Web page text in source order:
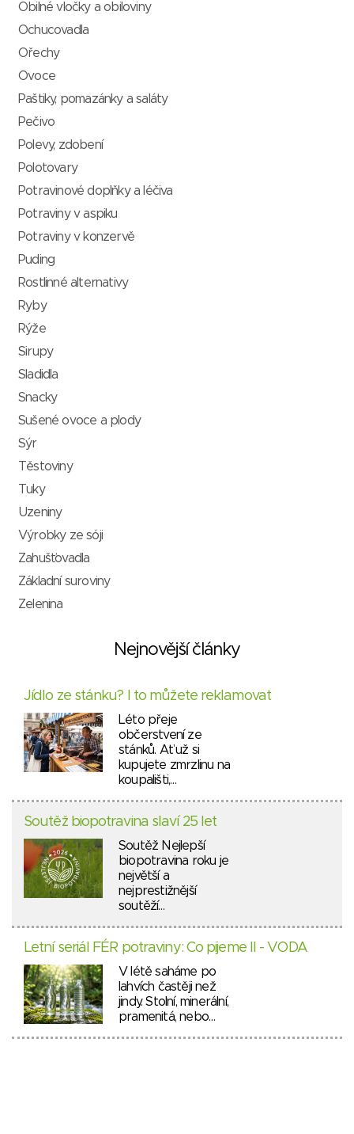
Obilné vločky a obiloviny
Ochucovadla
Ořechy
Ovoce
Paštiky, pomazánky a saláty
Pečivo
Polevy, zdobení
Polotovary
Potravinové doplňky a léčiva
Potraviny v aspiku
Potraviny v konzervě
Puding
Rostlinné alternativy
Ryby
Rýže
Sirupy
Sladidla
Snacky
Sušené ovoce a plody
Sýr
Těstoviny
Tuky
Uzeniny
Výrobky ze sóji
Zahušťovadla
Základní suroviny
Zelenina
Nejnovější články
Jídlo ze stánku? I to můžete reklamovat
Léto přeje
občerstvení ze
stánků. Ať už si
kupujete zmrzlinu na
koupališti,…
Soutěž biopotravina slaví 25 let
Soutěž Nejlepší
biopotravina roku je
největší a
nejprestižnější
soutěží…
Letní seriál FÉR potraviny: Co pijeme II - VODA
V létě saháme po
lahvích častěji než
jindy. Stolní, minerální,
pramenitá, nebo…